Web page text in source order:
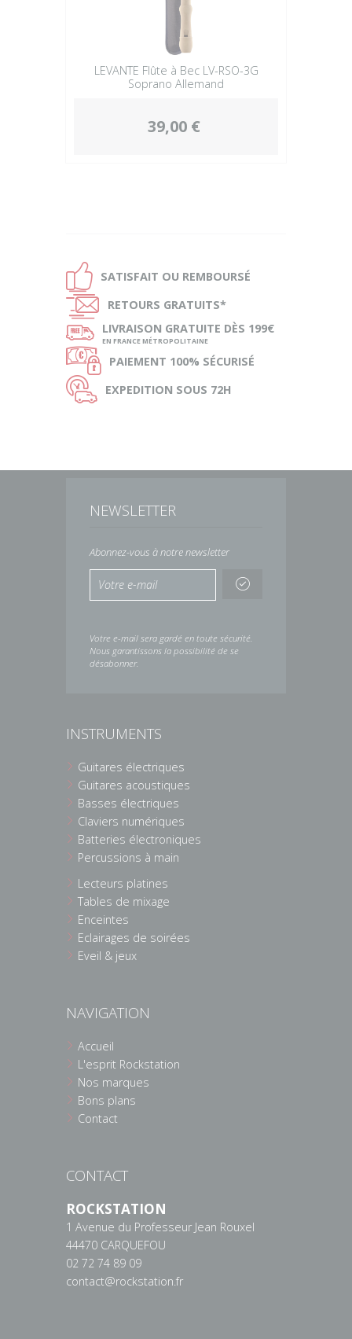
LEVANTE Flûte à Bec LV-RSO-3G
Soprano Allemand
39,00 €
Ð SATISFAIT OU REMBOURSÉ
Ñ RETOURS GRATUITS*
ø LIVRAISON GRATUITE DÈS 199€
EN FRANCE MÉTROPOLITAINE
Ø PAIEMENT 100% SÉCURISÉ
Ù EXPEDITION SOUS 72H
NEWSLETTER
Abonnez-vous à notre newsletter
Votre e-mail sera gardé en toute sécurité.
Nous garantissons la possibilité de se
désabonner.
INSTRUMENTS
Guitares électriques
Guitares acoustiques
Basses électriques
Claviers numériques
Batteries électroniques
Percussions à main
Lecteurs platines
Tables de mixage
Enceintes
Eclairages de soirées
Eveil & jeux
NAVIGATION
Accueil
L'esprit Rockstation
Nos marques
Bons plans
Contact
CONTACT
ROCKSTATION
1 Avenue du Professeur Jean Rouxel
44470 CARQUEFOU
02 72 74 89 09
contact@rockstation.fr